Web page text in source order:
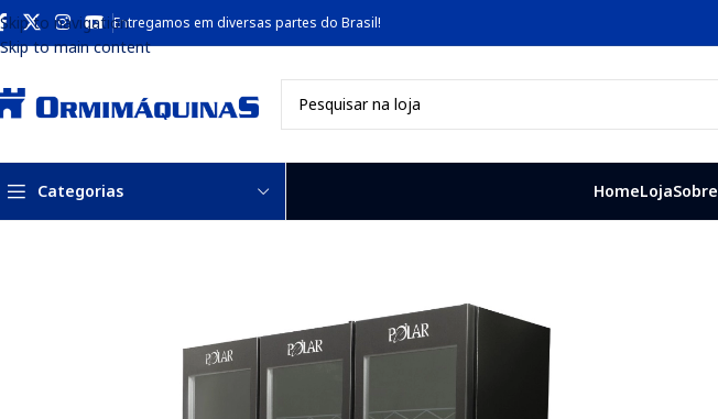
Skip to navigation
Skip to main content
Entregamos em diversas partes do Brasil!
Categorias HomeLojaSobre